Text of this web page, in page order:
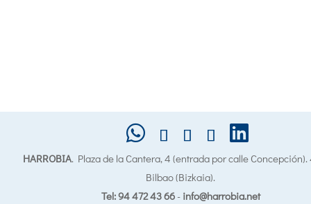
HARROBIA. Plaza de la Cantera, 4 (entrada por calle
Bilbao (Bizkaia).
Tel: 94 472 43 66- info@harrobia.net